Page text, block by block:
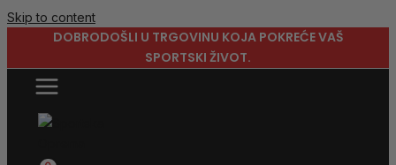
Skip to content
DOBRODOŠLI U TRGOVINU KOJA POKREĆE VAŠ
SPORTSKI ŽIVOT.